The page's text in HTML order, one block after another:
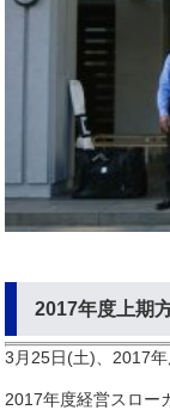
2017年度上期
3月25日(土)、2017年
2017年度経営スロー